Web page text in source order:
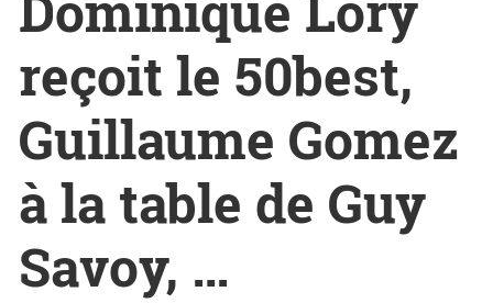
reçoit le 50best,
Guillaume Gomez
à la table de Guy
Savoy, …